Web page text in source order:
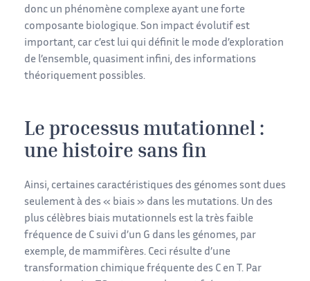
donc un phénomène complexe ayant une forte
composante biologique. Son impact évolutif est
important, car c’est lui qui définit le mode d’exploration
de l’ensemble, quasiment infini, des informations
théoriquement possibles.
Le processus mutationnel :
une histoire sans fin
Ainsi, certaines caractéristiques des génomes sont dues
seulement à des « biais » dans les mutations. Un des
plus célèbres biais mutationnels est la très faible
fréquence de C suivi d’un G dans les génomes, par
exemple, de mammifères. Ceci résulte d’une
transformation chimique fréquente des C en T. Par